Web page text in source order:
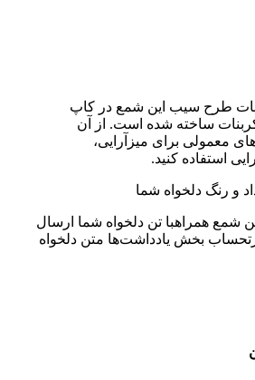
طرح سیب این شمع در کاپ
ساخته شده است. از آن
معمولی برای میزآرایی،
استفاده کنید.
و رنگ دلخواه شما
شمع همراهبا تن دلخواه شما ارسال
بخش یادداشت‌ها متن دلخواه